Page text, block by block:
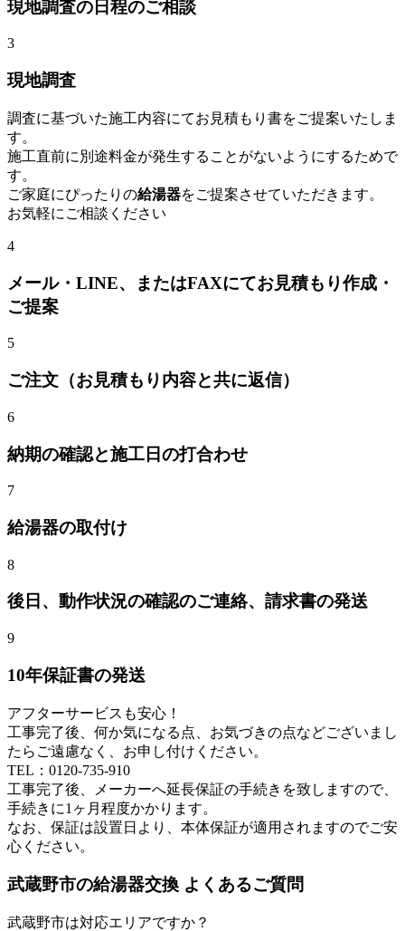
現地調査の日程のご相談
3
現地調査
調査に基づいた施工内容にてお見積もり書をご提案いたしま
す。
施工直前に別途料金が発生することがないようにするためで
す。
ご家庭にぴったりの給湯器をご提案させていただきます。
お気軽にご相談ください
4
メール・LINE、またはFAXにてお見積もり作成・
ご提案
5
ご注文（お見積もり内容と共に返信）
6
納期の確認と施工日の打合わせ
7
給湯器の取付け
8
後日、動作状況の確認のご連絡、請求書の発送
9
10年保証書の発送
アフターサービスも安心！
工事完了後、何か気になる点、お気づきの点などございまし
たらご遠慮なく、お申し付けください。
TEL：0120-735-910
工事完了後、メーカーへ延長保証の手続きを致しますので、
手続きに1ヶ月程度かかります。
なお、保証は設置日より、本体保証が適用されますのでご安
心ください。
武蔵野市の給湯器交換 よくあるご質問
武蔵野市は対応エリアですか？